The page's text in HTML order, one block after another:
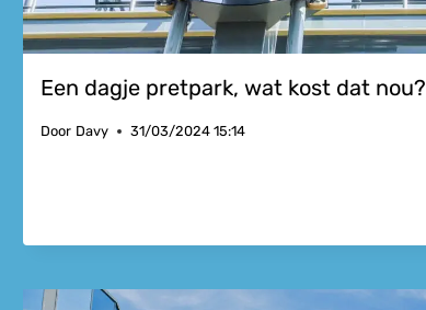
Een dagje pretpark, wat kost dat nou?
Door Davy 31/03/2024 15:14